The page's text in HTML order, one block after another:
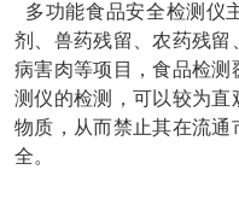
多功能食品安全检测仪
剂、兽药残留、农药残留
病害肉等项目，食品检测
测仪的检测，可以较为
物质，从而禁止其在流
全。